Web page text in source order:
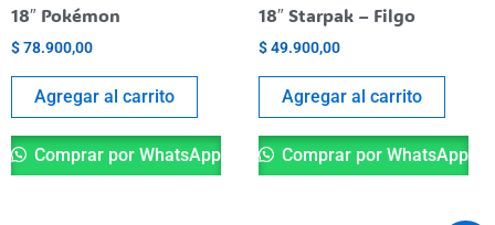
18″ Pokémon
$78.900,00
Agregar al carrito
Comprar por WhatsApp
18″ Starpak – Filgo
$49.900,00
Agregar al carrito
Comprar por WhatsApp